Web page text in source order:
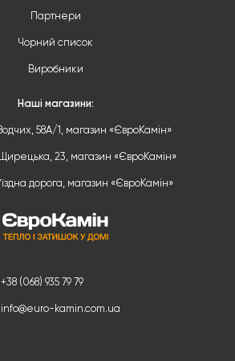
+38 (068) 935 79 79
info@euro-kamin.com.ua
Партнери
Чорний список
Виробники
Наші магазини:
58А/1, магазин «ЄвроКамін»
Щирецька, 23, магазин «ЄвроКамін»
дорога, магазин «ЄвроКамін»